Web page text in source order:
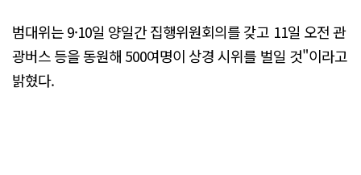
범대위는 9·10일 양일간 집행위원회의를 갖고 11일 오전 관
광버스 등을 동원해 500여명이 상경 시위를 벌일 것"이라고
밝혔다.